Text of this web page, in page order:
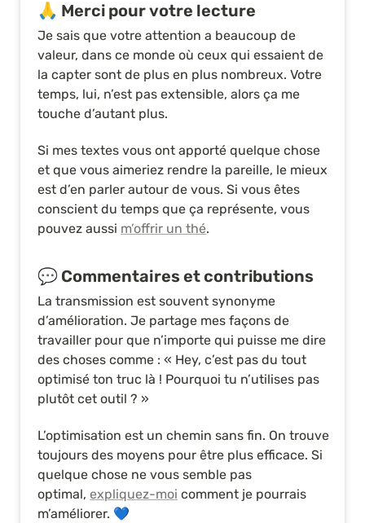
🙏 Merci pour votre lecture
Je sais que votre attention a beaucoup de
valeur, dans ce monde où ceux qui essaient de
la capter sont de plus en plus nombreux. Votre
temps, lui, n’est pas extensible, alors ça me
touche d’autant plus.
Si mes textes vous ont apporté quelque chose
et que vous aimeriez rendre la pareille, le mieux
est d’en parler autour de vous. Si vous êtes
conscient du temps que ça représente, vous
pouvez aussi m’offrir un thé.
💬 Commentaires et contributions
La transmission est souvent synonyme
d’amélioration. Je partage mes façons de
travailler pour que n’importe qui puisse me dire
des choses comme : « Hey, c’est pas du tout
optimisé ton truc là ! Pourquoi tu n’utilises pas
plutôt cet outil ? »
L’optimisation est un chemin sans fin. On trouve
toujours des moyens pour être plus efficace. Si
quelque chose ne vous semble pas
optimal, expliquez-moi comment je pourrais
m’améliorer. 💙